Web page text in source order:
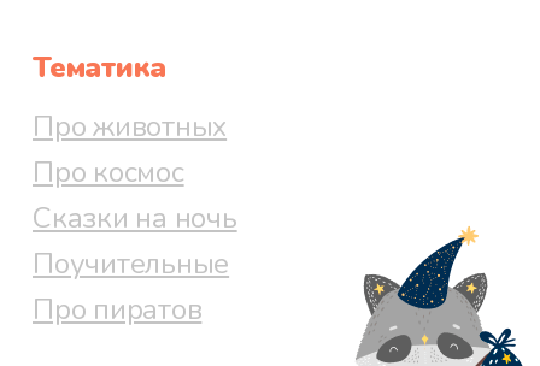
Тематика
Про животных
Про космос
Сказки на ночь
Поучительные
Про пиратов